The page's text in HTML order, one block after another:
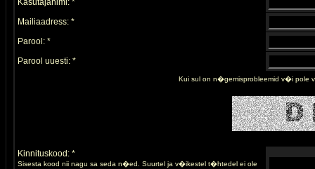
Kasutajanimi: *
Mailiaadress: *
Parool: *
Parool uuesti: *
Kui sul on n�gemisprobleemid v�i pole
Kinnituskood: *
Sisesta kood nii nagu sa seda n�ed. Suurtel ja v�ikestel t�htedel ei ole